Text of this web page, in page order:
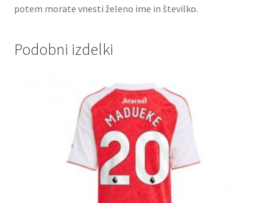
potem morate vnesti želeno ime in številko.
Podobni izdelki